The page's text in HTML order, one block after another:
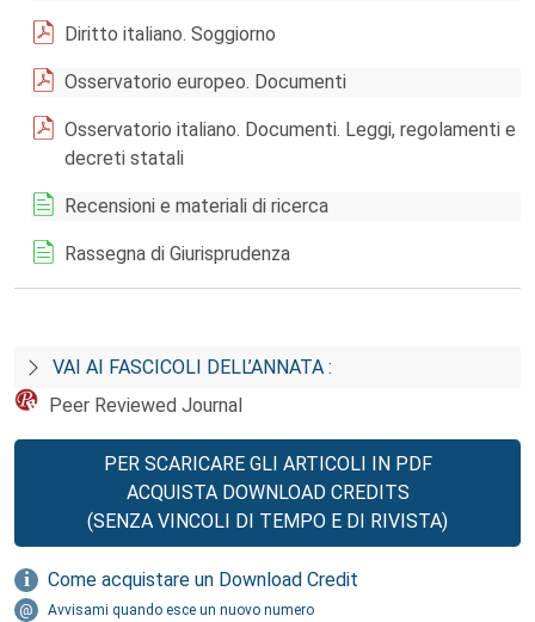
Diritto italiano. Soggiorno
Osservatorio europeo. Documenti
Osservatorio italiano. Documenti. Leggi, regolamenti e
decreti statali
Recensioni e materiali di ricerca
Rassegna di Giurisprudenza
VAI AI FASCICOLI DELL’ANNATA :
Peer Reviewed Journal
PER SCARICARE GLI ARTICOLI IN PDF
ACQUISTA DOWNLOAD CREDITS
(SENZA VINCOLI DI TEMPO E DI RIVISTA)
Come acquistare un Download Credit
Avvisami quando esce un nuovo numero